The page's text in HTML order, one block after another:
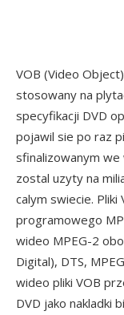
VOB (Video
stosowany na
specyfikacji DVD
pojawil sie po raz
sfinalizowanym
zostal uzyty na
calym swiecie.
programowego
wideo MPEG-2
Digital), DTS,
wideo pliki VOB
DVD jako nakladki